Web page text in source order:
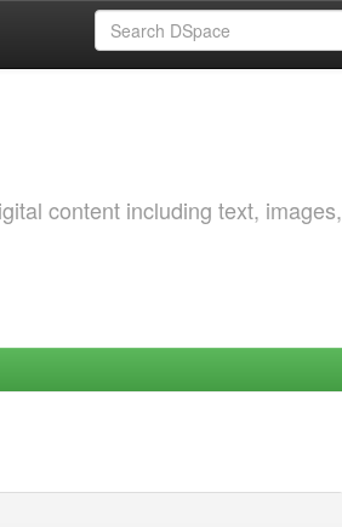
content including text, images,